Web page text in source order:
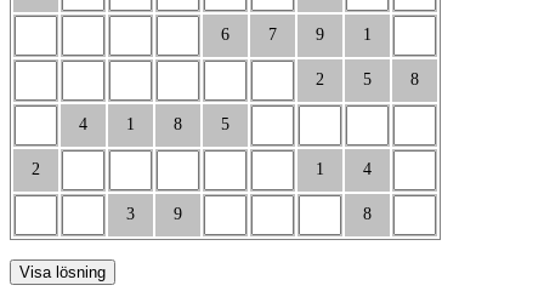
6 7 9 1
2 5 8
4 1 8 5
2 1 4
3 9 8